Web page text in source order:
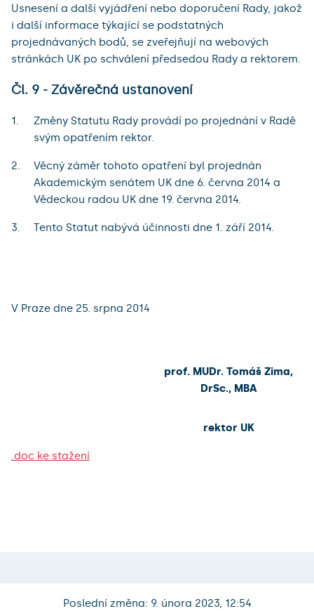
Usnesení a další vyjádření nebo doporučení Rady, jakož
i další informace týkající se podstatných
projednávaných bodů, se zveřejňují na webových
stránkách UK po schválení předsedou Rady a rektorem.
Čl. 9 - Závěrečná ustanovení
Změny Statutu Rady provádí po projednání v Radě
svým opatřením rektor.
Věcný záměr tohoto opatření byl projednán
Akademickým senátem UK dne 6. června 2014 a
Vědeckou radou UK dne 19. června 2014.
Tento Statut nabývá účinnosti dne 1. září 2014.
V Praze dne 25. srpna 2014
prof. MUDr. Tomáš Zima,
DrSc., MBA
rektor UK
.doc ke stažení
Poslední změna: 9. února 2023, 12:54